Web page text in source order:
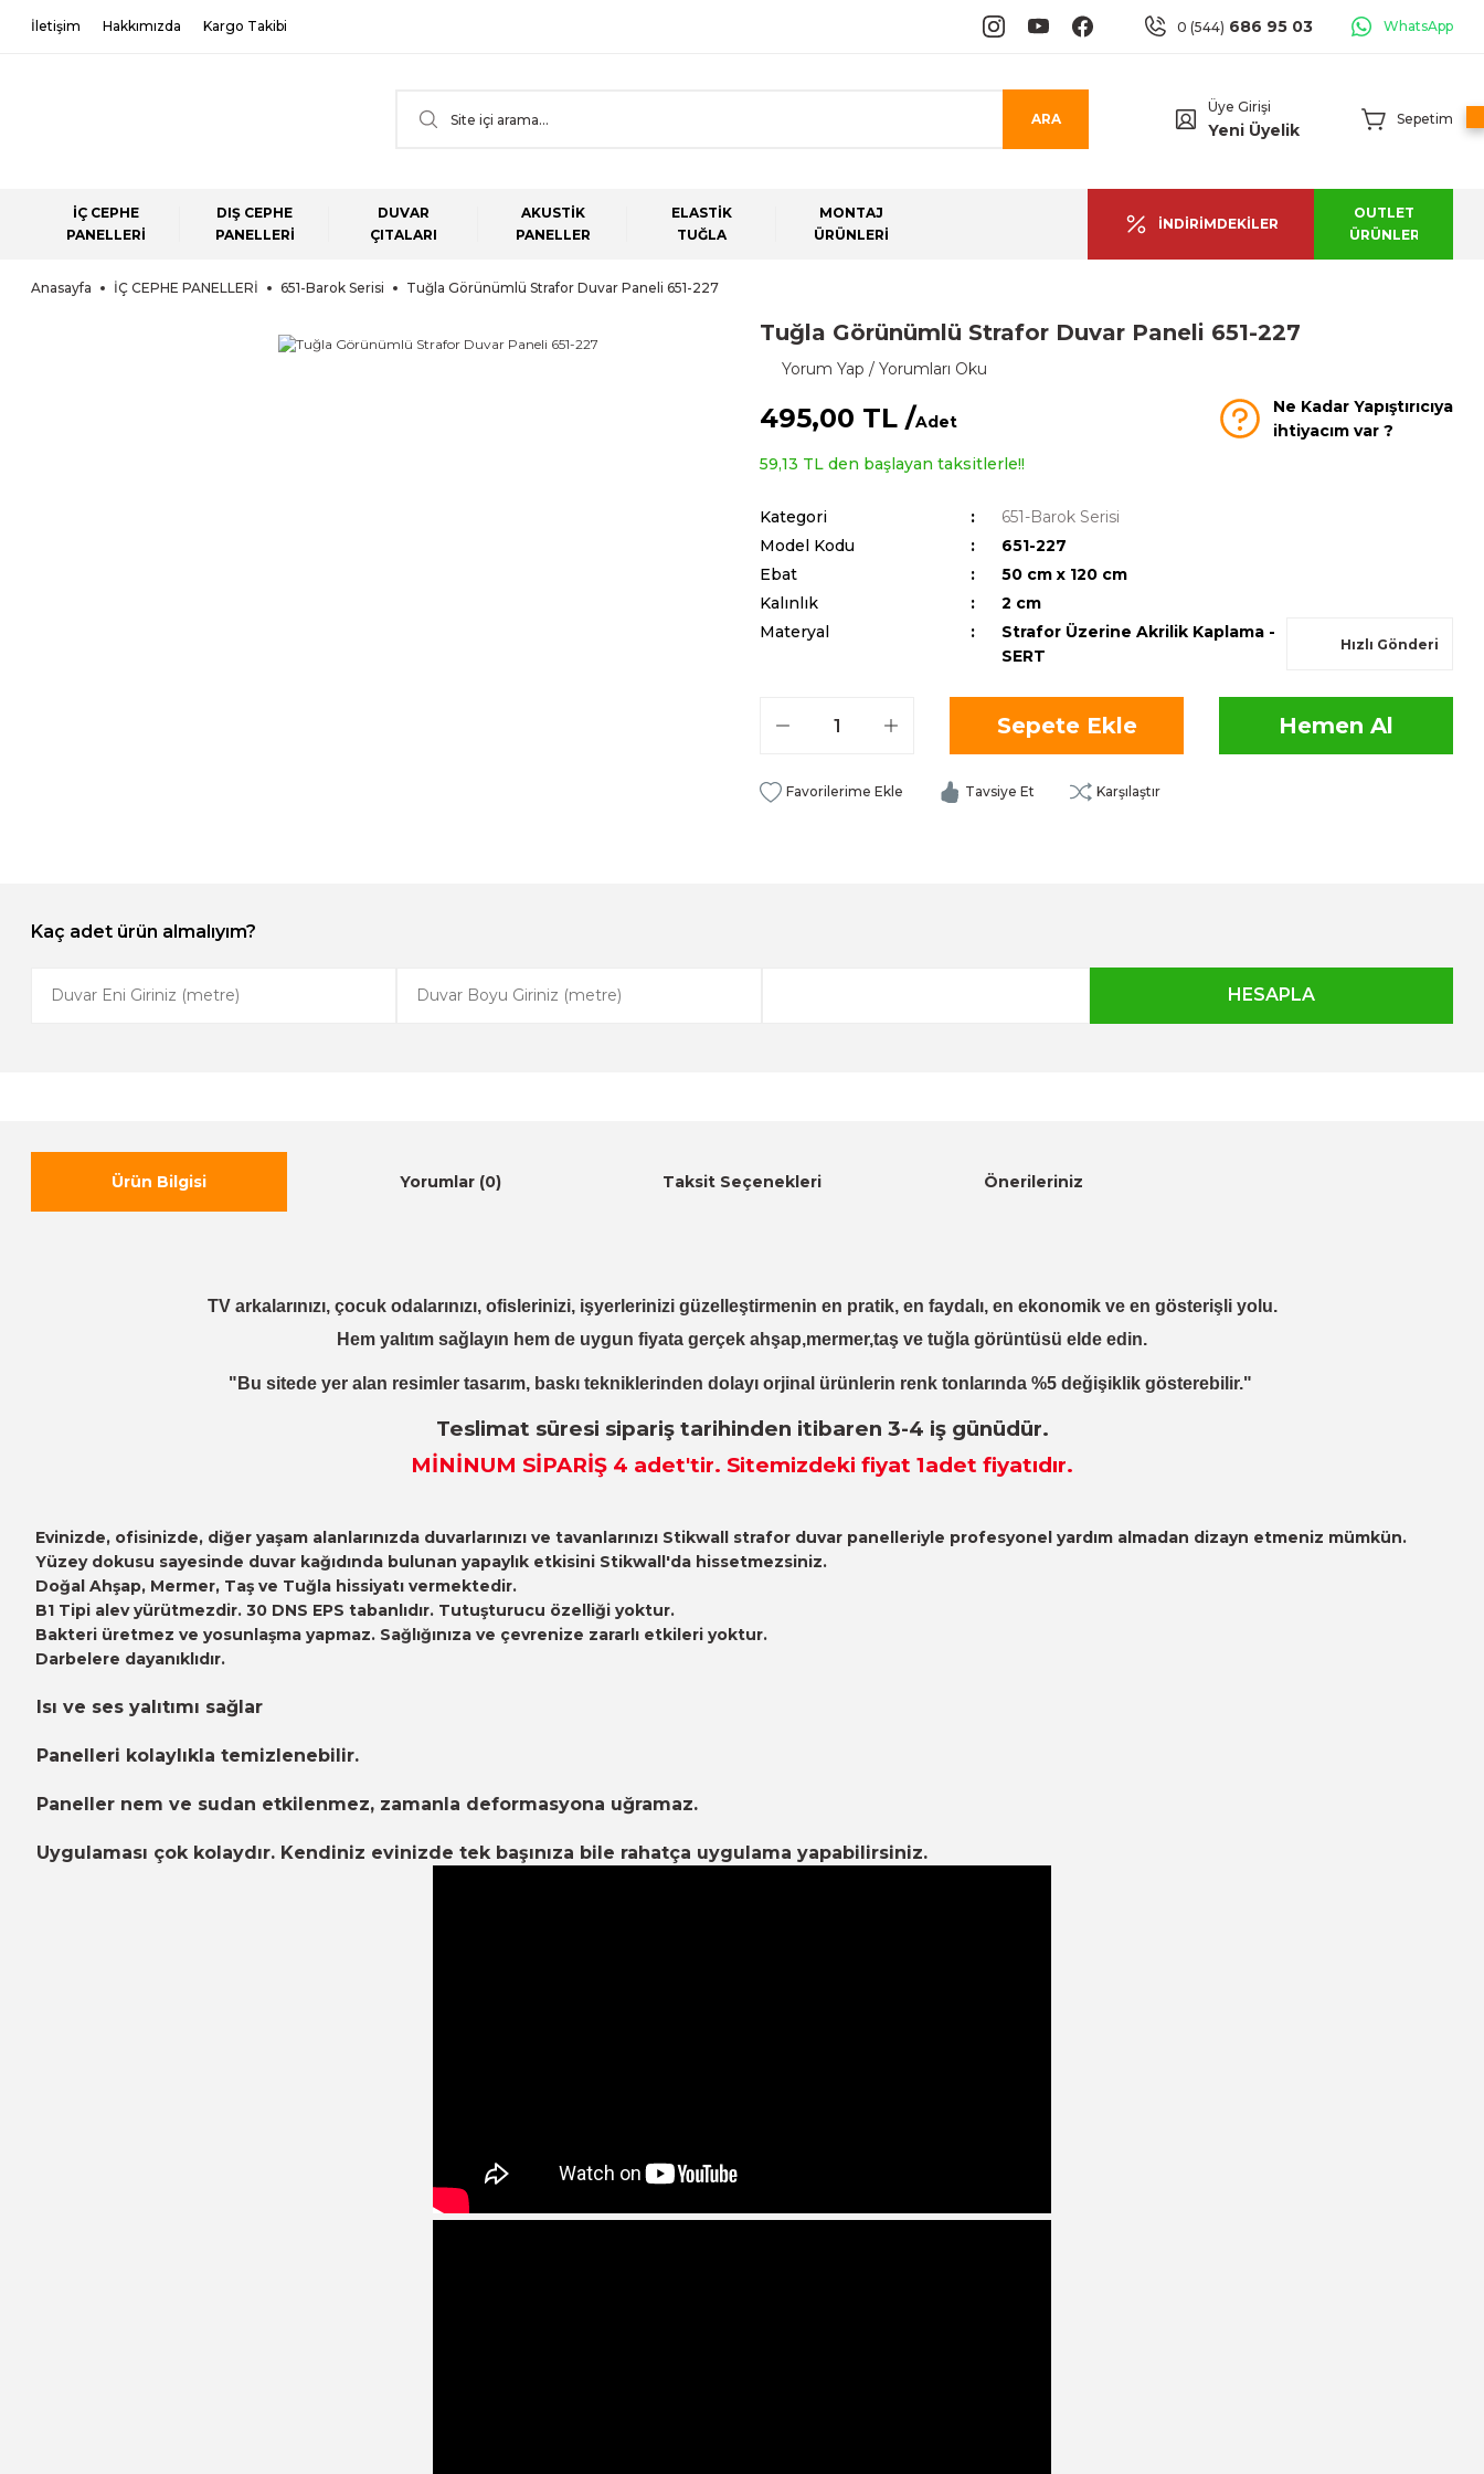
İletişim Hakkımızda Kargo Takibi 0 (544) 686 95 03 WhatsApp
ARA
Üye Girişi
Yeni Üyelik
Sepetim
İÇ CEPHE
PANELLERİ
DIŞ CEPHE
PANELLERİ
DUVAR
ÇITALARI
AKUSTİK
PANELLER
ELASTİK
TUĞLA
MONTAJ
ÜRÜNLERİ
İNDİRİMDEKİLER
OUTLET
ÜRÜNLER
Anasayfa İÇ CEPHE PANELLERİ 651-Barok Serisi Tuğla Görünümlü Strafor Duvar Paneli 651-227
Tuğla Görünümlü Strafor Duvar Paneli 651-227
Yorum Yap / Yorumları Oku
495,00 TL /Adet
Ne Kadar Yapıştırıcıya
ihtiyacım var ?
59,13 TL den başlayan taksitlerle!!
Kategori
651-Barok Serisi
Model Kodu
651-227
Ebat
50 cm x 120 cm
Kalınlık
2 cm
Materyal
Strafor Üzerine Akrilik Kaplama -
SERT
Hızlı Gönderi
Sepete Ekle Hemen Al
Tavsiye Et Karşılaştır
Kaç adet ürün almalıyım?
Ürün Bilgisi Yorumlar (0) Taksit Seçenekleri Önerileriniz
TV arkalarınızı, çocuk odalarınızı, ofislerinizi, işyerlerinizi güzelleştirmenin en pratik, en faydalı, en ekonomik ve en gösterişli yolu.
Hem yalıtım sağlayın hem de uygun fiyata gerçek ahşap,mermer,taş ve tuğla görüntüsü elde edin.
"Bu sitede yer alan resimler tasarım, baskı tekniklerinden dolayı orjinal ürünlerin renk tonlarında %5 değişiklik gösterebilir."
Teslimat süresi sipariş tarihinden itibaren 3-4 iş günüdür.
MİNİNUM SİPARİŞ 4 adet'tir. Sitemizdeki fiyat 1adet fiyatıdır.
Evinizde, ofisinizde, diğer yaşam alanlarınızda duvarlarınızı ve tavanlarınızı Stikwall strafor duvar panelleriyle profesyonel yardım almadan dizayn etmeniz mümkün.
Yüzey dokusu sayesinde duvar kağıdında bulunan yapaylık etkisini Stikwall'da hissetmezsiniz.
Doğal Ahşap, Mermer, Taş ve Tuğla hissiyatı vermektedir.
B1 Tipi alev yürütmezdir. 30 DNS EPS tabanlıdır. Tutuşturucu özelliği yoktur.
Bakteri üretmez ve yosunlaşma yapmaz. Sağlığınıza ve çevrenize zararlı etkileri yoktur.
Darbelere dayanıklıdır.
Isı ve ses yalıtımı sağlar
Panelleri kolaylıkla temizlenebilir.
Paneller nem ve sudan etkilenmez, zamanla deformasyona uğramaz.
Uygulaması çok kolaydır. Kendiniz evinizde tek başınıza bile rahatça uygulama yapabilirsiniz.